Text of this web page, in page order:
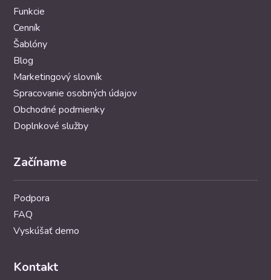
Funkcie
Cenník
Šablóny
Blog
Marketingový slovník
Spracovanie osobných údajov
Obchodné podmienky
Doplnkové služby
Začíname
Podpora
FAQ
Vyskúšať demo
Kontakt